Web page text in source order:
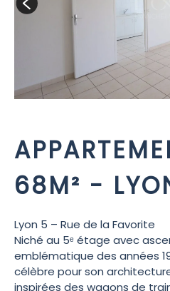
68M² -
Lyon 5 – Rue de la Favorite
Niché au 5ᵉ étage avec
emblématique des années
célèbre pour son
inspirées des wagons de